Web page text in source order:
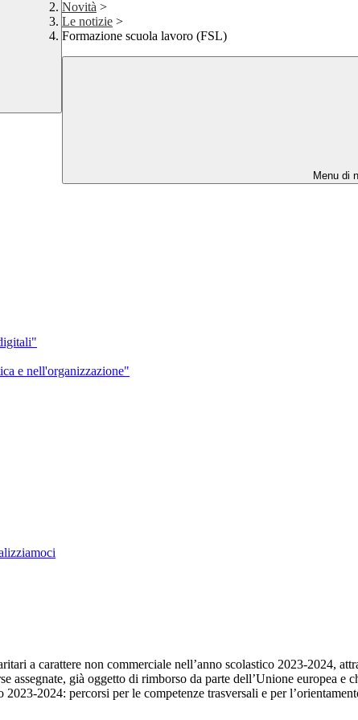
Novità >
Le notizie >
Formazione scuola lavoro (FSL)
Menu di
e nell'organizzazione"
a carattere non commerciale nell’anno scolastico 2023-2024,
assegnate, già oggetto di rimborso da parte dell’Unione europea e
2024: percorsi per le competenze trasversali e per